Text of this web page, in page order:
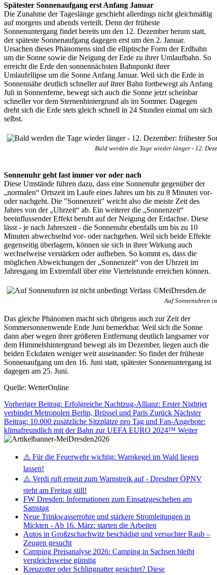
Spätester Sonnenaufgang erst Anfang Januar
Die Zunahme der Tageslänge geschieht allerdings nicht gleichmäßig
auf morgens und abends verteilt. Denn der früheste
Sonnenuntergang findet bereits um den 12. Dezember herum statt,
der späteste Sonnenaufgang dagegen erst um den 2. Januar.
Ursachen dieses Phänomens sind die elliptische Form der Erdbahn
um die Sonne sowie die Neigung der Erde zu ihrer Umlaufbahn. So
erreicht die Erde den sonnennächsten Bahnpunkt ihrer
Umlaufellipse um die Sonne Anfang Januar. Weil sich die Erde in
Sonnennähe deutlich schneller auf ihrer Bahn fortbewegt als Anfang
Juli in Sonnenferne, bewegt sich auch die Sonne jetzt scheinbar
schneller vor dem Sternenhintergrund als im Sommer. Dagegen
dreht sich die Erde stets gleich schnell in 24 Stunden einmal um sich
selbst.
Bald werden die Tage wieder länger - 12.
Sonnenuhr geht fast immer vor oder nach
Diese Umstände führen dazu, dass eine Sonnenuhr gegenüber der
„normalen“ Ortszeit im Laufe eines Jahres um bis zu 8 Minuten vor-
oder nachgeht. Die "Sonnenzeit" weicht also die meiste Zeit des
Jahres von der „Uhrzeit“ ab. Ein weiterer die „Sonnenzeit“
beeinflussender Effekt beruht auf der Neigung der Erdachse. Diese
lässt - je nach Jahreszeit - die Sonnenuhr ebenfalls um bis zu 10
Minuten abwechselnd vor- oder nachgehen. Weil sich beide Effekte
gegenseitig überlagern, können sie sich in ihrer Wirkung auch
wechselweise verstärken oder aufheben. So kommt es, dass die
möglichen Abweichungen der „Sonnenzeit“ von der Uhrzeit im
Jahresgang im Extremfall über eine Viertelstunde erreichen können.
Auf Sonnenuhren
Das gleiche Phänomen macht sich übrigens auch zur Zeit der
Sommersonnenwende Ende Juni bemerkbar. Weil sich die Sonne
dann aber wegen ihrer größeren Entfernung deutlich langsamer vor
dem Himmelshintergrund bewegt als im Dezember, liegen auch die
beiden Eckdaten weniger weit auseinander: So findet der früheste
Sonnenaufgang um den 16. Juni statt, spätester Sonnenuntergang ist
dagegen am 25. Juni.
Quelle: WetterOnline
Vorheriger Beitrag: Erfolgreiche Nachtzug-Allianz: Erster Nightjet
verbindet Metropolen Berlin, Brüssel und Paris Zurück Nächster
Beitrag: 10.000 zusätzliche Sitzplätze pro Tag und Fan-Angebote:
klimafreundlich mit der Bahn zur UEFA EURO 2024™ Weiter
⚠️ Für die Feuerwehr wichtig: Warnkegel im Wald liegen
lassen!
⚠️ Verdi ruft erneut zum Warnstreik auf - Dresdner ÖPNV
steht am Freitag still!
FW Dresden: Informationen zum Einsatzgeschehen am
Samstag
Neue Trinkwasserrohre und stärkere Stromleitungen in
Mickten - Ab 16. März: starten die Arbeiten
Autos in Großzschachwitz beschädigt und versuchter Raub –
Zeugen gesucht
Camping Preisanalyse 2026: Camping in Sachsen bleibt
vergleichsweise günstig
Kreuzotter oder Schlingnatter gesichtet? Diese